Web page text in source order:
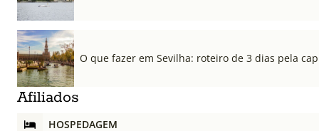
O que fazer em Sevilha: roteiro de 3 dias pela
Afiliados
HOSPEDAGEM